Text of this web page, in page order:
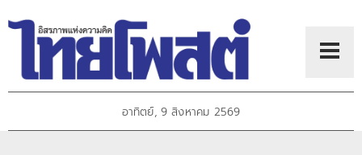
อาทิตย์, 9 สิงหาคม 2569